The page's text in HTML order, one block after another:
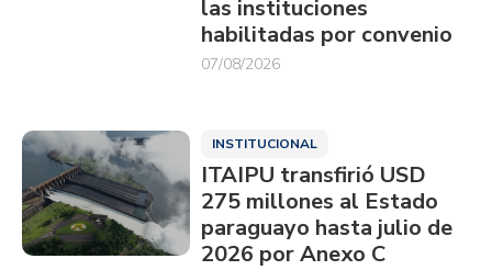
las instituciones
habilitadas por convenio
07/08/2026
INSTITUCIONAL
ITAIPU transfirió USD
275 millones al Estado
paraguayo hasta julio de
2026 por Anexo C